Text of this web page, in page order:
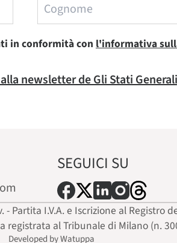
in conformità con l'informativa
newsletter de Gli Stati
SEGUICI SU
Partita I.V.A. e Iscrizione al Registro
al Tribunale di Milano (n.
Developed by Watuppa